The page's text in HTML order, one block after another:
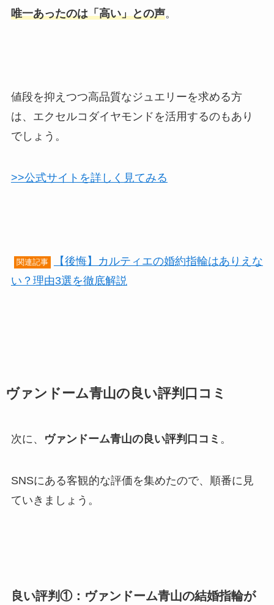
唯一あったのは「高い」との声。
値段を抑えつつ高品質なジュエリーを求める方
は、エクセルコダイヤモンドを活用するのもあり
でしょう。
>>公式サイトを詳しく見てみる
関連記事
【後悔】カルティエの婚約指輪はありえな
い？理由3選を徹底解説
ヴァンドーム青山の良い評判口コミ
次に、 ヴァンドーム青山の良い評判口コミ 。
SNSにある客観的な評価を集めたので、順番に見
ていきましょう。
良い評判①：ヴァンドーム青山の結婚指輪が